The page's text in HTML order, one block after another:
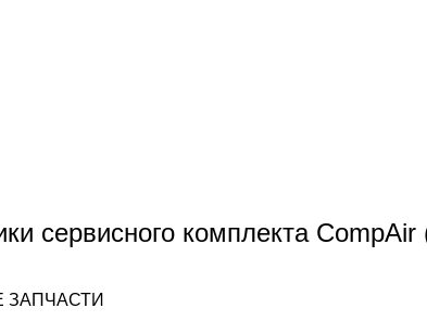
сервисного комплекта
ЗАПЧАСТИ